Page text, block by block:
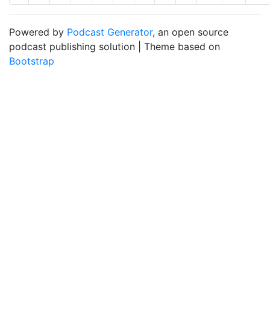
Powered by Podcast Generator, an open source
podcast publishing solution | Theme based on
Bootstrap